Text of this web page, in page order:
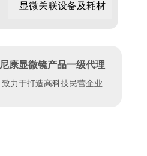
显微关联设备及耗材
尼康显微镜产品一级代理
致力于打造高科技民营企业